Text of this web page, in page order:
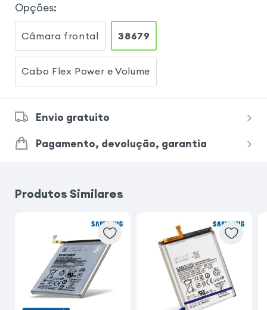
Opções:
Câmara frontal 38679
Cabo Flex Power e Volume
Envio gratuito
Pagamento, devolução, garantia
Produtos Similares